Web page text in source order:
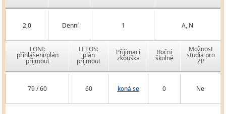
2,0 Denní 1 A, N
LONI:
přihlášení/plán
přijmout
LETOS:
plán
přijmout
Přijímací
zkouška
Roční
školné
Možnost
studia pro
ZP
79 / 60 60 koná se 0 Ne